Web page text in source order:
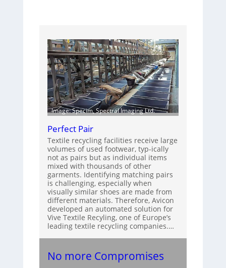
Image: Specim, Spectral Imaging Ltd.
Perfect Pair
Textile recycling facilities receive large
volumes of used footwear, typ-ically
not as pairs but as individual items
mixed with thousands of other
garments. Identifying matching pairs
is challenging, especially when
visually similar shoes are made from
different materials. Therefore, Avicon
developed an automated solution for
Vive Textile Recyling, one of Europe’s
leading textile recycling companies.…
No more Compromises